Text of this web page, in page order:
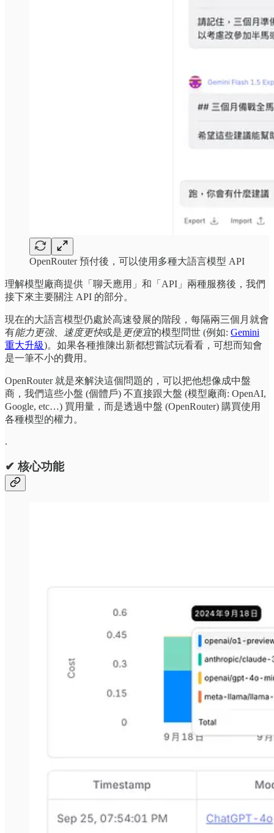
OpenRouter 預付後，可以使用多種大語言模型 API
理解模型廠商提供「聊天應用」和「API」兩種服務後，我們
接下來主要關注 API 的部分。
現在的大語言模型仍處於高速發展的階段，每隔兩三個月就會
有能力更強、 速度更快或是 更便宜的模型問世 (例如: Gemini
重大升級)。如果各種推陳出新都想嘗試玩看看，可想而知會
是一筆不小的費用。
OpenRouter 就是來解決這個問題的，可以把他想像成中盤
商，我們這些小盤 (個體戶) 不直接跟大盤 (模型廠商: OpenAI,
Google, etc…) 買用量，而是透過中盤 (OpenRouter) 購買使用
各種模型的權力。
.
✔ 核心功能